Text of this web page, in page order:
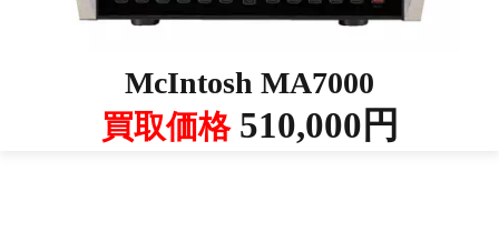
McIntosh MA7000
買取価格510,000円